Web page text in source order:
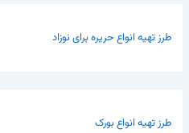
طرز تهیه انواع حریره برای نوزاد
طرز تهیه انواع بورک